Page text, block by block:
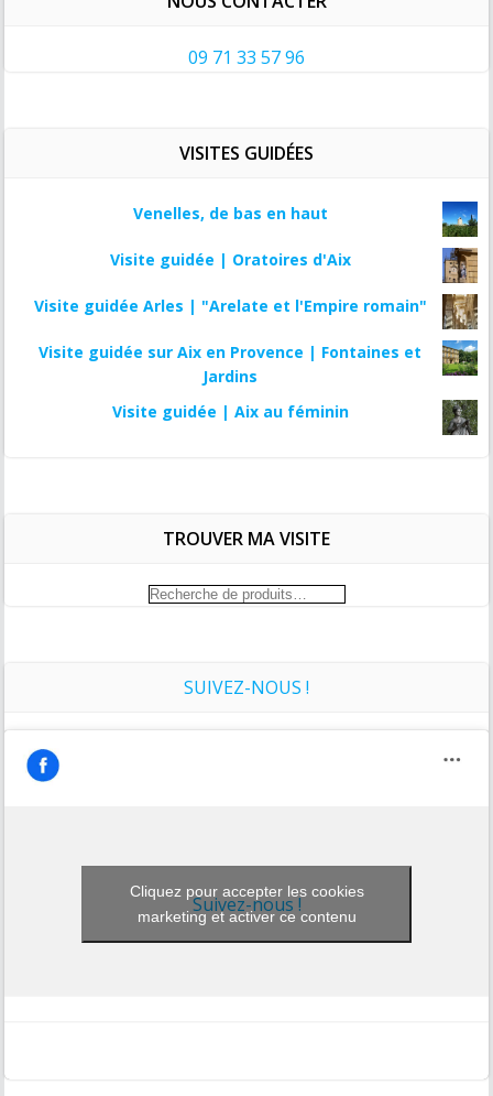
09 71 33 57 96
VISITES GUIDÉES
Venelles, de bas en haut
Visite guidée | Oratoires d'Aix
Visite guidée Arles | "Arelate et l'Empire romain"
Visite guidée sur Aix en Provence | Fontaines et
Jardins
Visite guidée | Aix au féminin
TROUVER MA VISITE
Recherche
SUIVEZ-NOUS !
Suivez-nous !
Cliquez pour accepter les cookies
marketing et activer ce contenu